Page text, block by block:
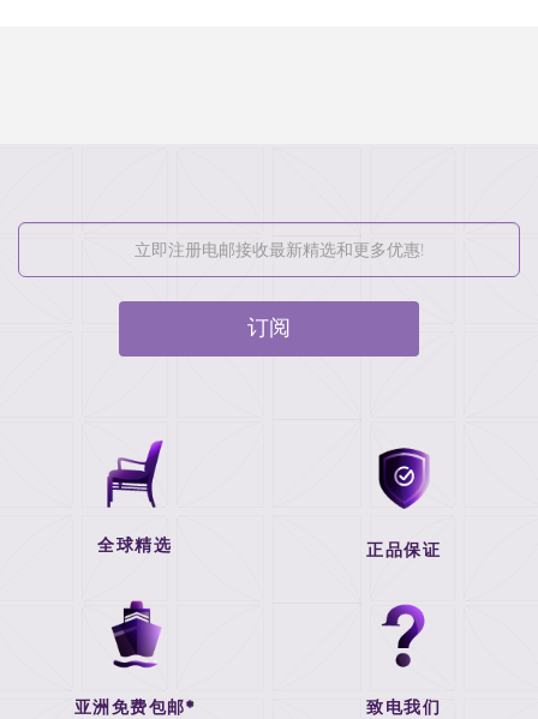
订阅
全球精选 正品保证
亚洲免费包邮* 致电我们